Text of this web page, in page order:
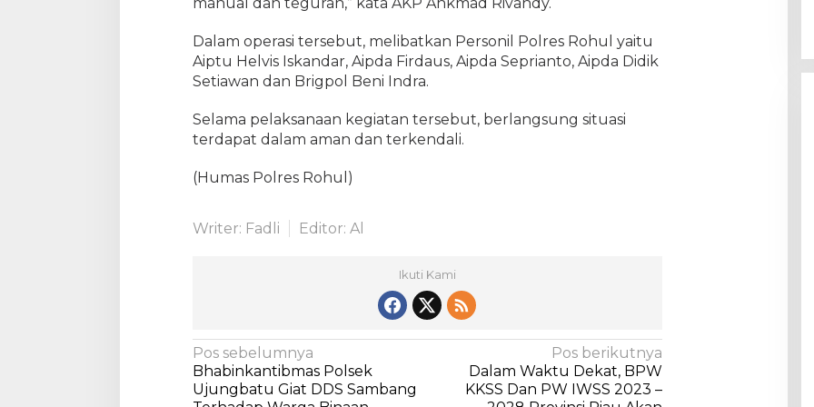
G
l
a
r
u
n
n
S
P
L
K
Dalam operasi tersebut, melibatkan Personil Polres Rohul yaitu
Aiptu Helvis Iskandar, Aipda Firdaus, Aipda Seprianto, Aipda Didik
Setiawan dan Brigpol Beni Indra.
Selama pelaksanaan kegiatan tersebut, berlangsung situasi
terdapat dalam aman dan terkendali.
(Humas Polres Rohul)
Writer: Fadli Editor: Al
Ikuti Kami
N
a
Pos sebelumnya
Bhabinkantibmas Polsek
Ujungbatu Giat DDS Sambang
Pos berikutnya
Dalam Waktu Dekat, BPW
KKSS Dan PW IWSS 2023 –